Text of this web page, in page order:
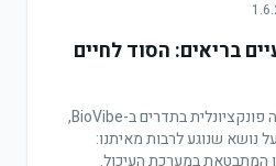
בריאים: הסוד לחיים
שמי שירלי, מטפלת ברפואה פונקציונלית בתדרים ב-BioVibe,
נושא שנוגע לרבות מאיתנו:
המתבטאת במערכת העיכול.